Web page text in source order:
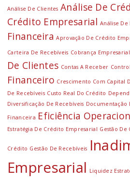
Análise De Clientes Análise De
Crédito Empresarial Análise De
Financeira Aprovação De Crédito
Carteira De Recebíveis Cobrança Empresarial
De Clientes Contas A Receber
Financeiro Crescimento Com Capital
De Recebíveis Custo Real Do Crédito
Diversificação De Recebíveis Documentação
Financeira Eficiência
Estratégia De Crédito Empresarial Gestão De
Crédito Gestão De Recebíveis
Empresarial Liquidez